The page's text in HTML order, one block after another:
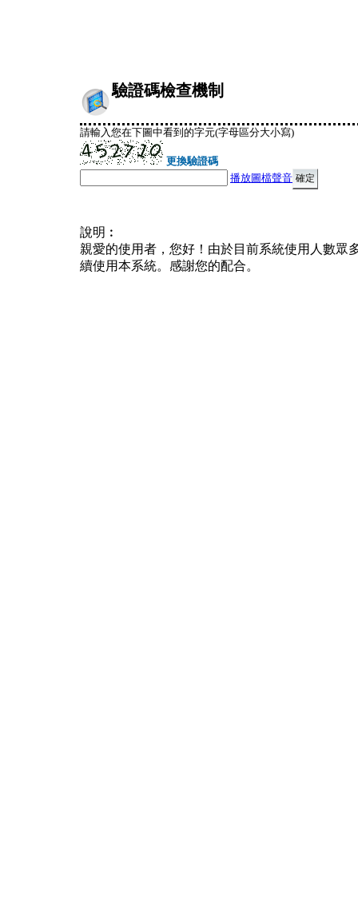
驗證碼檢查機制
請輸入您在下圖中看到的字元(字母區分大小寫)
更換驗證碼
播放圖檔聲音
說明︰
親愛的使用者，您好！由於目前系統使用人數眾
續使用本系統。感謝您的配合。